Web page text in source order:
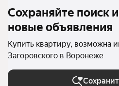
Сохраняйте поиск
новые объявления
Купить квартиру, возможна
Загоровского в Воронеже